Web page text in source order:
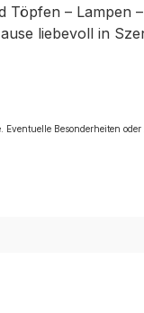
Töpfen –
liebevoll in
Besonderheiten